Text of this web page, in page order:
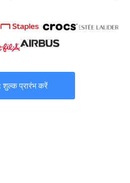
शुल्क प्रारंभ करें